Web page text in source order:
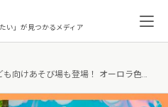
たい」が見つかるメディア
子ども向けあそび場も登場！ オーロラ色の『ムーミン谷とアンブレラ』に行ってきた